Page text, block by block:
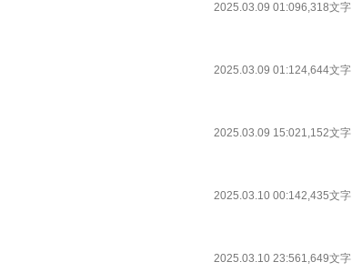
2025.03.09 01:096,318文字
2025.03.09 01:124,644文字
2025.03.09 15:021,152文字
2025.03.10 00:142,435文字
2025.03.10 23:561,649文字